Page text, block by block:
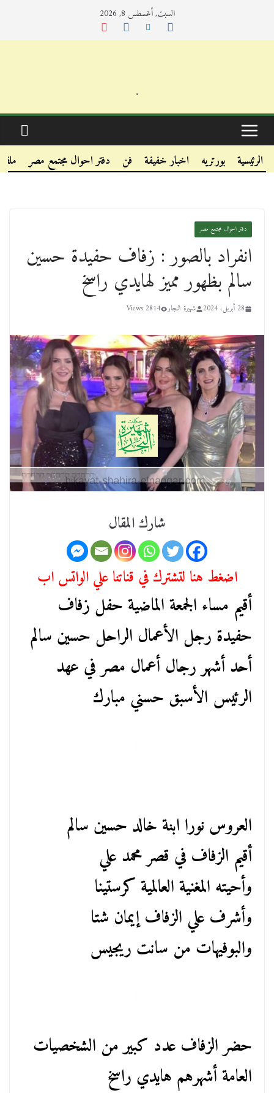
السبت, أغسطس 8, 2026
.
.
.
الرئيسية بورتريه اخبار خفيفة فن دفتر احوال مجتمع مصر
دفتر احوال مجتمع مصر
انفراد بالصور : زفاف حفيدة حسين
سالم بظهور مميز لهايدي راسخ
28 أبريل، 2024 شهيرة النجار 2814 Views
شارك المقال
اضغط هنا لتشترك في قناتنا علي الواتس اب
أقيم مساء الجمعة الماضية حفل زفاف
حفيدة رجل الأعمال الراحل حسين سالم
أحد أشهر رجال أعمال مصر في عهد
الرئيس الأسبق حسني مبارك
العروس نورا ابنة خالد حسين سالم
أقيم الزفاف في قصر محمد علي
وأحيته المغنية العالمية كرستينا
وأشرف علي الزفاف إيمان شتا
والبوفيهات من سانت ريجيس
حضر الزفاف عدد كبير من الشخصيات
العامة أشهرهم هايدي راسخ